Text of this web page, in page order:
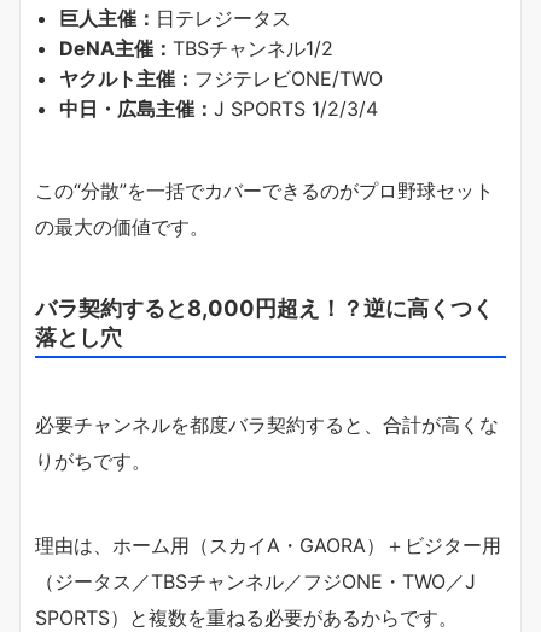
巨人主催： 日テレジータス
DeNA主催： TBSチャンネル1/2
ヤクルト主催： フジテレビONE/TWO
中日・広島主催： J SPORTS 1/2/3/4
この“分散”を一括でカバーできるのがプロ野球セット
の最大の価値です。
バラ契約すると8,000円超え！？逆に高くつく
落とし穴
必要チャンネルを都度バラ契約すると、合計が高くな
りがちです。
理由は、ホーム用（スカイA・GAORA）＋ビジター用
（ジータス／TBSチャンネル／フジONE・TWO／J
SPORTS）と複数を重ねる必要があるからです。